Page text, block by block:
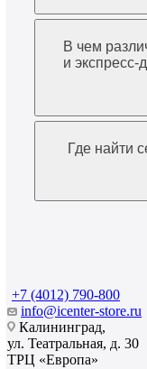
В чем
и экспресс-
Где найти
+7 (4012) 790-800
info@icenter-store.ru
Калининград,
ул. Театральная, д. 30
ТРЦ «Европа»